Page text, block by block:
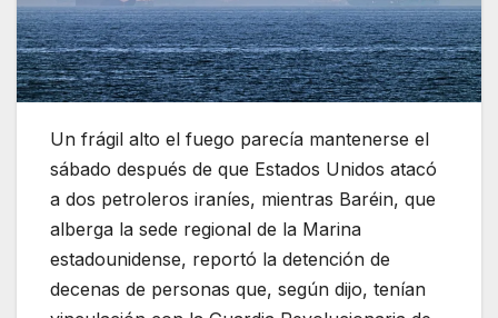
Un frágil alto el fuego parecía mantenerse el
sábado después de que Estados Unidos atacó
a dos petroleros iraníes, mientras Baréin, que
alberga la sede regional de la Marina
estadounidense, reportó la detención de
decenas de personas que, según dijo, tenían